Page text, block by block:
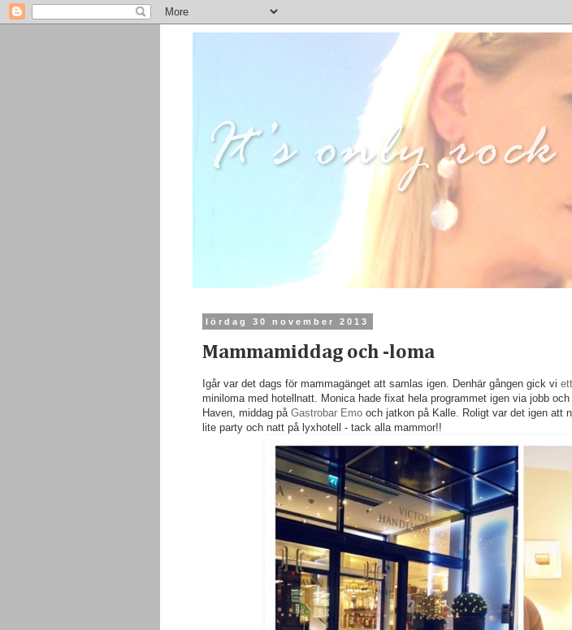
lördag 30 november 2013
Mammamiddag och -loma
Igår var det dags för mammagänget att samlas igen. Denhär gången gick vi
miniloma med hotellnatt. Monica hade fixat hela programmet igen via jobb och
Haven, middag på Gastrobar Emo och jatkon på Kalle. Roligt var det igen att
lite party och natt på lyxhotell - tack alla mammor!!